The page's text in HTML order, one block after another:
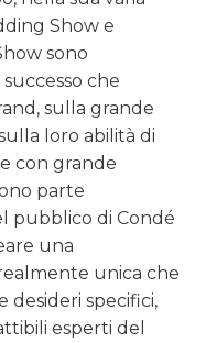
Show e
sono
che
sulla grande
loro abilità di
con grande
parte
pubblico di Condé
una
unica che
desideri specifici,
esperti del